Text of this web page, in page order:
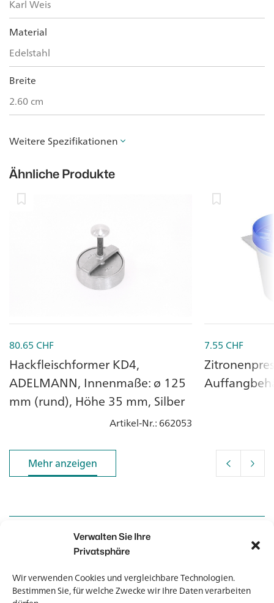
Verwalten Sie Ihre
Privatsphäre
Wir verwenden Cookies und vergleichbare Technologien.
Bestimmen Sie, für welche Zwecke wir Ihre Daten verarbeiten
Karl Weis
Material
Edelstahl
Breite
2.60 cm
Weitere Spezifikationen
Ähnliche Produkte
80.65 CHF
Hackfleischformer KD4,
ADELMANN, Innenmaße: ø 125
mm (rund), Höhe 35 mm, Silber
Artikel-Nr.: 662053
7.55 CHF
Mehr anzeigen
Mehr anzeigen
Kontakt
Kontakt
Newsletter
Newsletter